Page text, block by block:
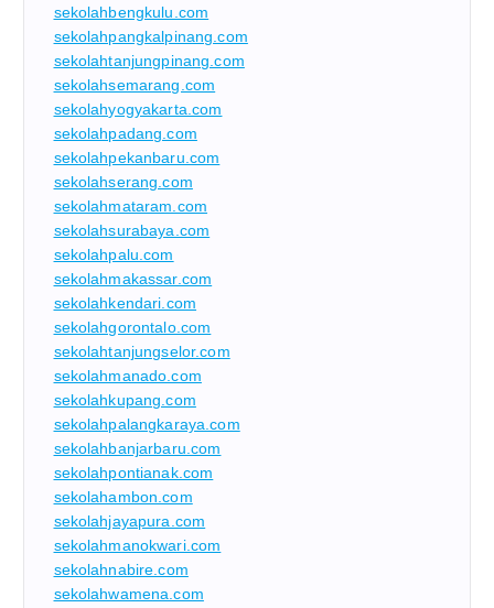
sekolahbengkulu.com
sekolahpangkalpinang.com
sekolahtanjungpinang.com
sekolahsemarang.com
sekolahyogyakarta.com
sekolahpadang.com
sekolahpekanbaru.com
sekolahserang.com
sekolahmataram.com
sekolahsurabaya.com
sekolahpalu.com
sekolahmakassar.com
sekolahkendari.com
sekolahgorontalo.com
sekolahtanjungselor.com
sekolahmanado.com
sekolahkupang.com
sekolahpalangkaraya.com
sekolahbanjarbaru.com
sekolahpontianak.com
sekolahambon.com
sekolahjayapura.com
sekolahmanokwari.com
sekolahnabire.com
sekolahwamena.com